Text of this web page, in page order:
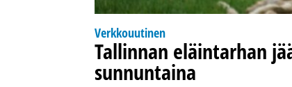
Verkkouutinen
Tallinnan eläintarhan
sunnuntaina